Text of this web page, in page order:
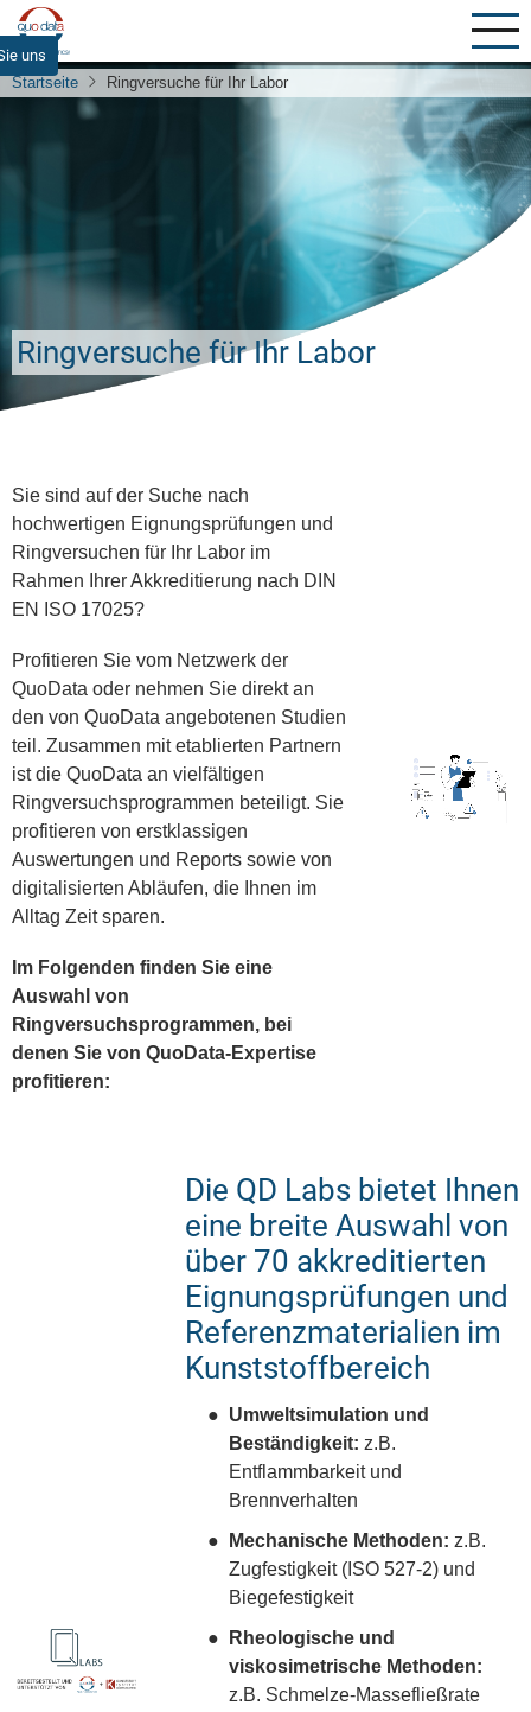
Direkt
zum
uns
Startseite
Ringversuche für Ihr Labor
Ringversuche für Ihr Labor
Sie sind auf der Suche nach
hochwertigen Eignungsprüfungen und
Ringversuchen für Ihr Labor im
Rahmen Ihrer Akkreditierung nach DIN
EN ISO 17025?
Profitieren Sie vom Netzwerk der
QuoData oder nehmen Sie direkt an
den von QuoData angebotenen Studien
teil. Zusammen mit etablierten Partnern
ist die QuoData an vielfältigen
Ringversuchsprogrammen beteiligt. Sie
profitieren von erstklassigen
Auswertungen und Reports sowie von
digitalisierten Abläufen, die Ihnen im
Alltag Zeit sparen.
Im Folgenden finden Sie eine
Auswahl von
Ringversuchsprogrammen, bei
denen Sie von QuoData-Expertise
profitieren:
Die QD Labs bietet Ihnen
eine breite Auswahl von
über 70 akkreditierten
Eignungsprüfungen und
Referenzmaterialien im
Kunststoffbereich
Umweltsimulation und
Beständigkeit: z.B.
Entflammbarkeit und
Brennverhalten
Mechanische Methoden: z.B.
Zugfestigkeit (ISO 527-2) und
Biegefestigkeit
Rheologische und
viskosimetrische Methoden:
z.B. Schmelze-Massefließrate